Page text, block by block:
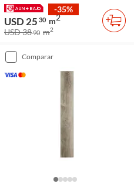
-35%
USD 25 30 m2
USD 3890 m2
comparar